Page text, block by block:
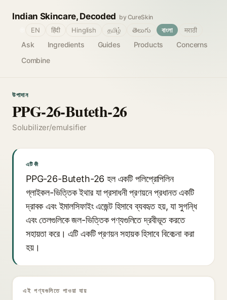
Indian Skincare, Decoded by CureSkin
Ask Ingredients Guides Products
Concerns
Combine
EN हिंदी Hinglish தமிழ் తెలుగు বাংলা मराठी
উপাদান
PPG-26-Buteth-26
Solubilizer/emulsifier
এটি কী
PPG-26-Buteth-26 হল একটি পলিপ্রোপিলিন
গ্লাইকল-ভিত্তিক ইথার যা প্রসাধনী প্রণয়নে প্রধানত একটি
দ্রাবক এবং ইমালসিফাইং এজেন্ট হিসাবে ব্যবহৃত হয়, যা সুগন্ধি
এবং তেলগুলিকে জল-ভিত্তিক পণ্যগুলিতে দ্রবীভূত করতে
সহায়তা করে। এটি একটি প্রণয়ন সহায়ক হিসাবে বিবেচনা করা
হয়।
এই পণ্যগুলিতে পাওয়া যায়